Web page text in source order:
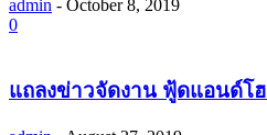
admin - October 8, 2019
0
แถลงข่าวจัดงาน ฟู้ดแอนด์โฮ